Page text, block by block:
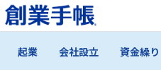
起業 会社設立 資金繰り